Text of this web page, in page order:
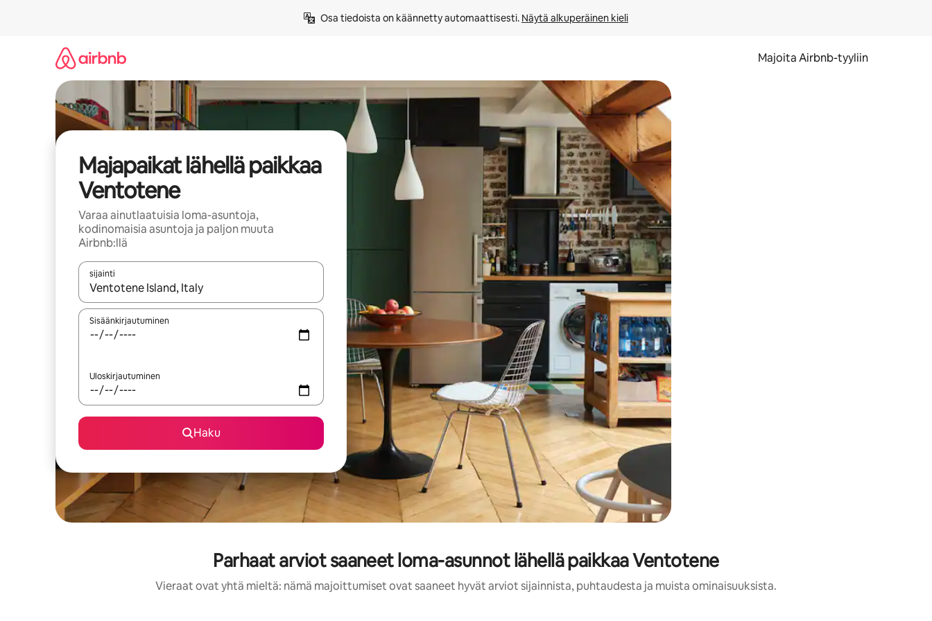
Osa tiedoista on käännetty automaattisesti. Näytä alkuperäinen kieli
Majoita Airbnb-tyyliin
Majapaikat lähellä paikkaa
Ventotene
Varaa ainutlaatuisia loma-asuntoja,
kodinomaisia asuntoja ja paljon muuta
Airbnb:llä
sijainti
Kun tulokset ovat saatavilla, navigoi ylös- ja alas-nuolinäppäimillä tai tutustu koskettamalla tai pyyhkäisemällä.
Sisäänkirjautuminen
Uloskirjautuminen
Haku
Parhaat arviot saaneet loma-asunnot lähellä paikkaa Ventotene
Vieraat ovat yhtä mieltä: nämä majoittumiset ovat saaneet hyvät arviot sijainnista, puhtaudesta ja muista ominaisuuksista.